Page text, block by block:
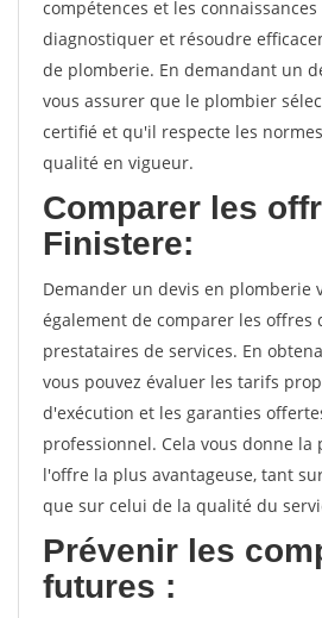
compétences et les
diagnostiquer et résoudre
de plomberie. En demandant un
vous assurer que le plombier
certifié et qu'il respecte les
qualité en vigueur.
Comparer les
Finistere:
Demander un devis en plomberie
également de comparer les offres
prestataires de services. En
vous pouvez évaluer les tarifs
d'exécution et les garanties
professionnel. Cela vous donne
l'offre la plus avantageuse, tant
que sur celui de la qualité du
Prévenir les
futures :